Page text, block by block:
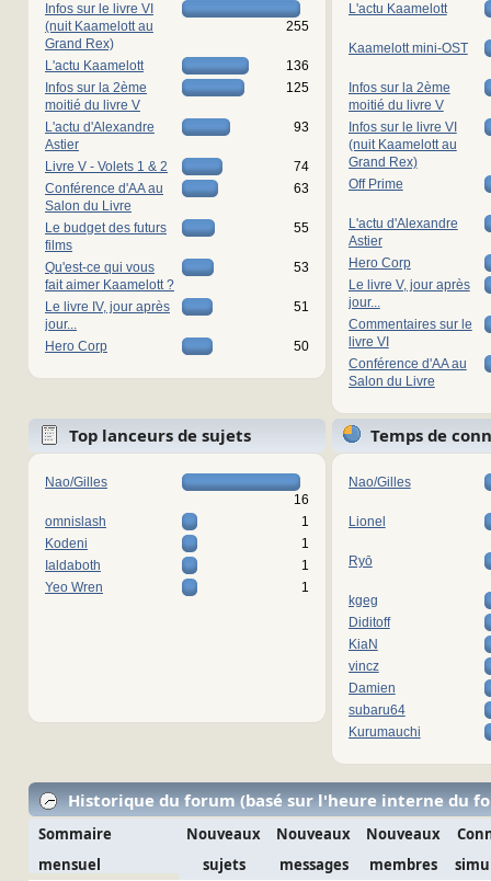
Infos sur le livre VI
(nuit Kaamelott au
Grand Rex)
255
L'actu Kaamelott
136
Infos sur la 2ème
moitié du livre V
125
L'actu d'Alexandre
Astier
93
Livre V - Volets 1 & 2
74
Conférence d'AA au
Salon du Livre
63
Le budget des futurs
films
55
Qu'est-ce qui vous
fait aimer Kaamelott ?
53
Le livre IV, jour après
jour...
51
Hero Corp 50
L'actu Kaamelott
Kaamelott mini-OST
Infos sur la 2ème
moitié du livre V
Infos sur le livre VI
(nuit Kaamelott au
Grand Rex)
Off Prime
L'actu d'Alexandre
Astier
Hero Corp
Le livre V, jour après
jour...
Commentaires sur le
livre VI
Conférence d'AA au
Salon du Livre
Top lanceurs de sujets
Nao/Gilles
16
omnislash
1
Kodeni
1
Ialdaboth
1
Yeo Wren
1
Temps de
Nao/Gilles
Lionel
Ryō
kgeg
Diditoff
KiaN
vincz
Damien
subaru64
Kurumauchi
Historique du forum (basé sur l'heure interne du
Sommaire
mensuel
Nouveaux
sujets
Nouveaux
messages
Nouveaux
membres